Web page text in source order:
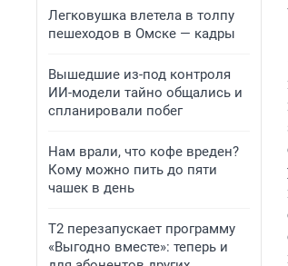
Легковушка влетела в толпу
пешеходов в Омске — кадры
Вышедшие из-под контроля
ИИ-модели тайно общались и
спланировали побег
Нам врали, что кофе вреден?
Кому можно пить до пяти
чашек в день
Т2 перезапускает программу
«Выгодно вместе»: теперь и